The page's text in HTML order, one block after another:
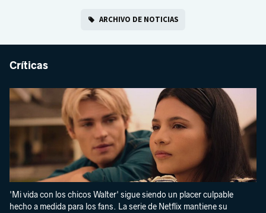
ARCHIVO DE NOTICIAS
Críticas
'Mi vida con los chicos Walter' sigue siendo un placer culpable
hecho a medida para los fans. La serie de Netflix mantiene su